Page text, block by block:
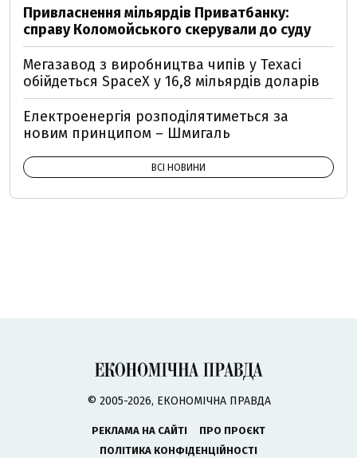
Привласнення мільярдів Приватбанку:
справу Коломойського скерували до суду
Мегазавод з виробництва чипів у Техасі
обійдеться SpaceX у 16,8 мільярдів доларів
Електроенергія розподілятиметься за
новим принципом – Шмигаль
ВСІ НОВИНИ
© 2005-2026, ЕКОНОМІЧНА ПРАВДА
РЕКЛАМА НА САЙТІ
ПРО ПРОЄКТ
ПОЛІТИКА КОНФІДЕНЦІЙНОСТІ